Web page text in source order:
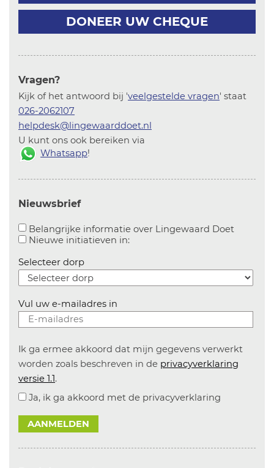
DONEER UW CHEQUE
Vragen?
Kijk of het antwoord bij 'veelgestelde vragen' staat
026-2062107
helpdesk@lingewaarddoet.nl
U kunt ons ook bereiken via
Whatsapp!
Nieuwsbrief
Belangrijke informatie over Lingewaard Doet
Nieuwe initiatieven in:Aanvinken om informatie over
Selecteer dorp
Vul uw e-mailadres in
Ik ga ermee akkoord dat mijn gegevens verwerkt
worden zoals beschreven in de privacyverklaring
versie 1.1.
Ja, ik ga akkoord met de privacyverklaring
AANMELDEN